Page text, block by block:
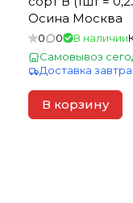
Осина Москва
0 0 В наличии
Самовывоз
Доставка завтра
В корзину